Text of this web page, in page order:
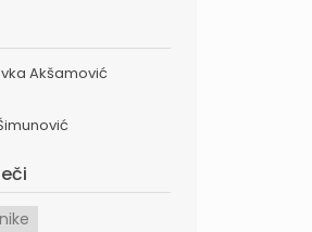
Akšamović